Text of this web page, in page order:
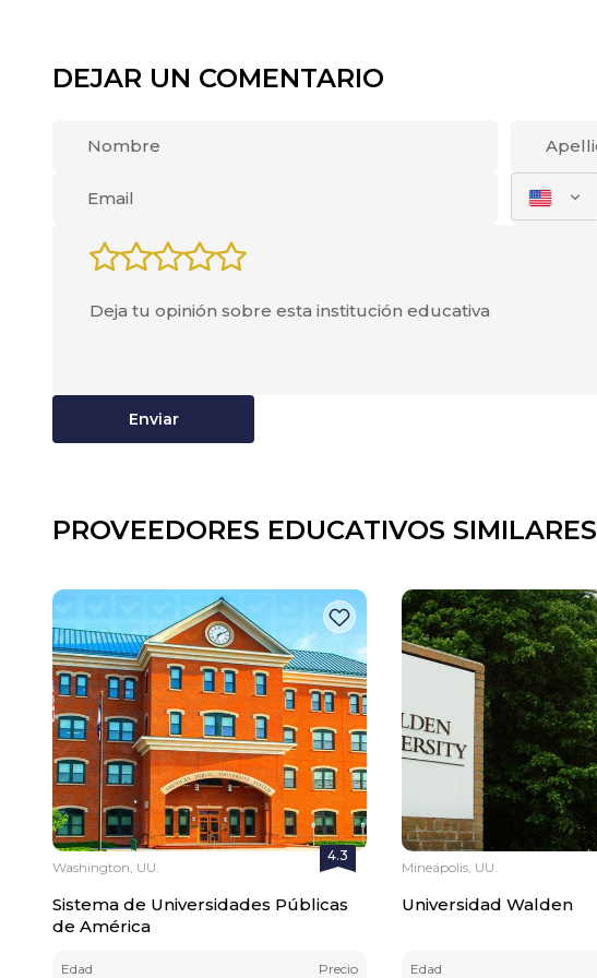
DEJAR UN COMENTARIO
Enviar
PROVEEDORES EDUCATIVOS SIMILARES
4.3
Washington, UU.
Sistema de Universidades Públicas
de América
Edad Precio
Mineápolis, UU.
Universidad Walden
Edad